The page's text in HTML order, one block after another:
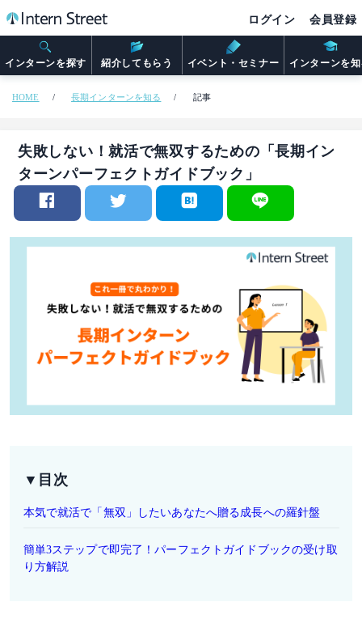
インターンを探す 紹介してもらう イベント・セミナー インターンを
ログイン 会員登録
HOME 長期インターンを知る 記事
失敗しない！就活で無双するための「長期イン
ターンパーフェクトガイドブック」
▼目次
本気で就活で「無双」したいあなたへ贈る成長への羅針盤
簡単3ステップで即完了！パーフェクトガイドブックの受け取
り方解説